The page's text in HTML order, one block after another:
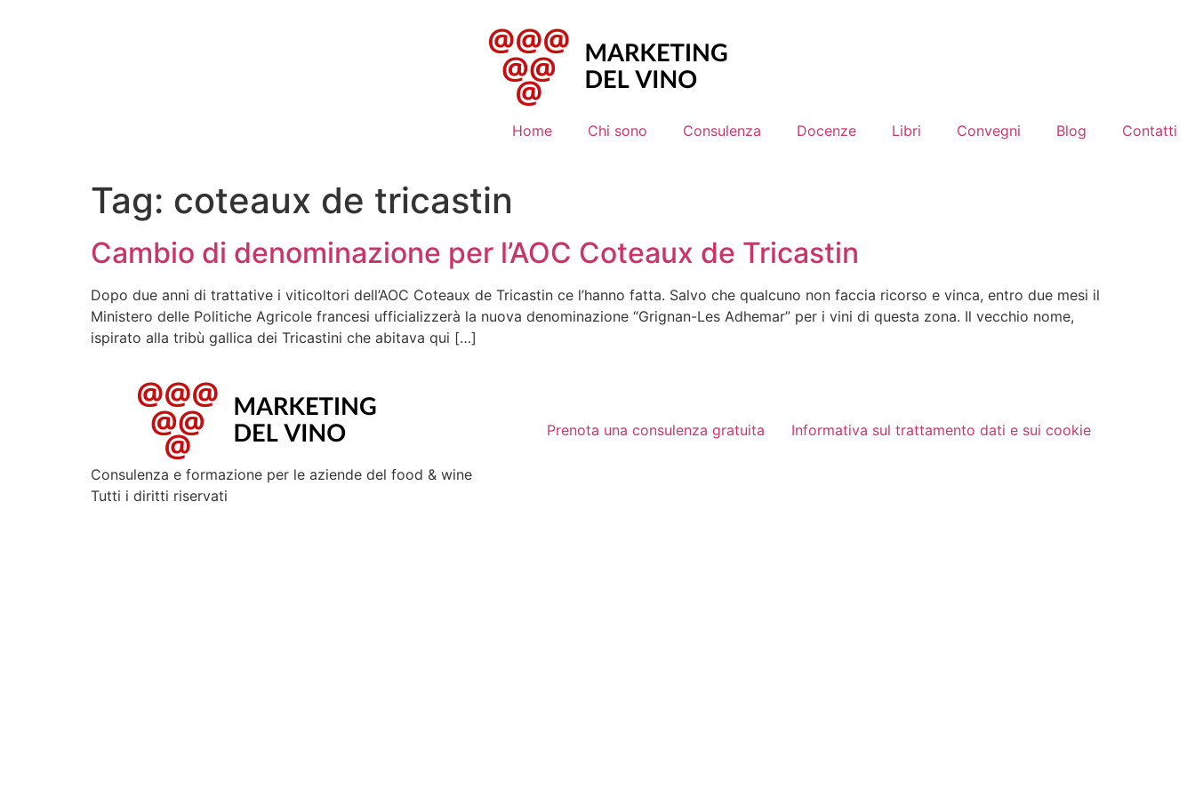
Home Chi sono Consulenza Docenze Libri Convegni Blog Contatti
Tag: coteaux de tricastin
Cambio di denominazione per l’AOC Coteaux de Tricastin
Dopo due anni di trattative i viticoltori dell’AOC Coteaux de Tricastin ce l’hanno fatta. Salvo che qualcuno non faccia ricorso e vinca, entro due mesi il
Ministero delle Politiche Agricole francesi ufficializzerà la nuova denominazione “Grignan-Les Adhemar” per i vini di questa zona. Il vecchio nome,
ispirato alla tribù gallica dei Tricastini che abitava qui […]
Consulenza e formazione per le aziende del food & wine
Prenota una consulenza gratuita Informativa sul trattamento dati e sui cookie
Tutti i diritti riservati